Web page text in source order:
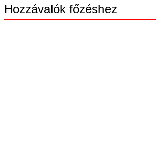
Hozzávalók főzéshez